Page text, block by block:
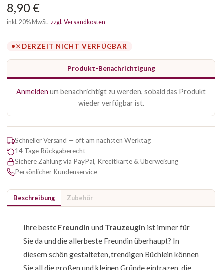
8,90 €
inkl. 20% MwSt. zzgl. Versandkosten
DERZEIT NICHT VERFÜGBAR
Produkt-Benachrichtigung
Anmelden um benachrichtigt zu werden, sobald das Produkt
wieder verfügbar ist.
Schneller Versand — oft am nächsten Werktag
14 Tage Rückgaberecht
Sichere Zahlung via PayPal, Kreditkarte & Überweisung
Persönlicher Kundenservice
Beschreibung Zubehör
Ihre beste Freundin und Trauzeugin ist immer für
Sie da und die allerbeste Freundin überhaupt? In
diesem schön gestalteten, trendigen Büchlein können
Sie all die großen und kleinen Gründe eintragen, die